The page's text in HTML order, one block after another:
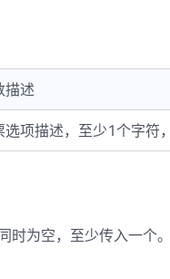
描述
选项描述，至少1个字符
为空，至少传入一个。